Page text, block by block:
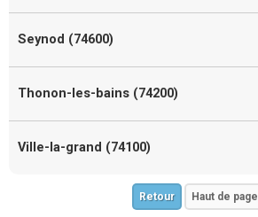
Seynod (74600)
Thonon-les-bains (74200)
Ville-la-grand (74100)
Retour Haut de page